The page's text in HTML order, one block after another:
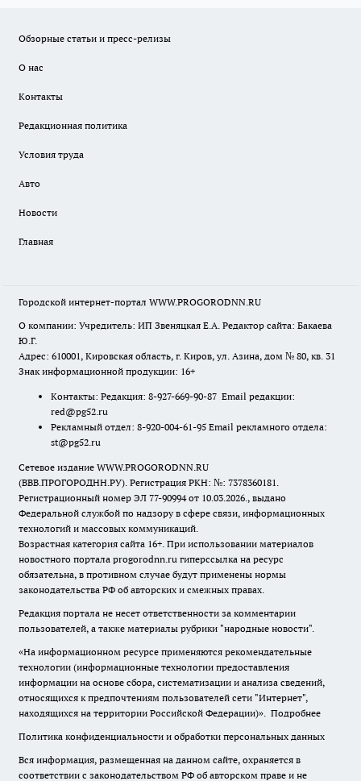
Обзорные статьи и пресс-релизы
О нас
Контакты
Редакционная политика
Условия труда
Авто
Новости
Главная
Городской интернет-портал WWW.PROGORODNN.RU
О компании: Учредитель: ИП Звеняцкая Е.А. Редактор сайта: Бакаева
Ю.Г.
Адрес: 610001, Кировская область, г. Киров, ул. Азина, дом № 80, кв. 31
Знак информационной продукции: 16+
Контакты: Редакция: 8-927-669-90-87 Email редакции:
red@pg52.ru
Рекламный отдел: 8-920-004-61-95 Email рекламного отдела:
st@pg52.ru
Сетевое издание WWW.PROGORODNN.RU
(ВВВ.ПРОГОРОДНН.РУ). Регистрация РКН: №: 7378360181.
Регистрационный номер ЭЛ 77-90994 от 10.03.2026., выдано
Федеральной службой по надзору в сфере связи, информационных
технологий и массовых коммуникаций.
Возрастная категория сайта 16+. При использовании материалов
новостного портала progorodnn.ru гиперссылка на ресурс
обязательна, в противном случае будут применены нормы
законодательства РФ об авторских и смежных правах.
Редакция портала не несет ответственности за комментарии
пользователей, а также материалы рубрики "народные новости".
«На информационном ресурсе применяются рекомендательные
технологии (информационные технологии предоставления
информации на основе сбора, систематизации и анализа сведений,
относящихся к предпочтениям пользователей сети "Интернет",
находящихся на территории Российской Федерации)». Подробнее
Политика конфиденциальности и обработки персональных данных
Вся информация, размещенная на данном сайте, охраняется в
соответствии с законодательством РФ об авторском праве и не